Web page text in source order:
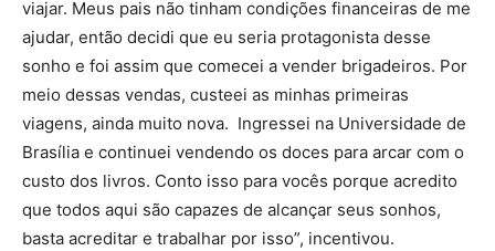
viajar. Meus pais não tinham condições financeiras de me
ajudar, então decidi que eu seria protagonista desse
sonho e foi assim que comecei a vender brigadeiros. Por
meio dessas vendas, custeei as minhas primeiras
viagens, ainda muito nova. Ingressei na Universidade de
Brasília e continuei vendendo os doces para arcar com o
custo dos livros. Conto isso para vocês porque acredito
que todos aqui são capazes de alcançar seus sonhos,
basta acreditar e trabalhar por isso”, incentivou.